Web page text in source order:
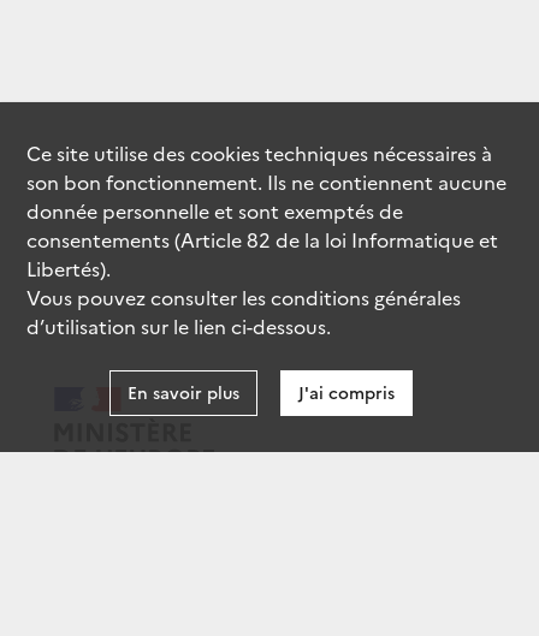
Ce site utilise descookiestechniques nécessaires à
son bon fonctionnement. Ils ne contiennent aucune
donnée personnelle et sont exemptés de
consentements (Article 82 de la loi Informatique et
Libertés).
Vous pouvez consulter les conditions générales
d’utilisation sur le lien ci-dessous.
En savoir plus J'ai compris